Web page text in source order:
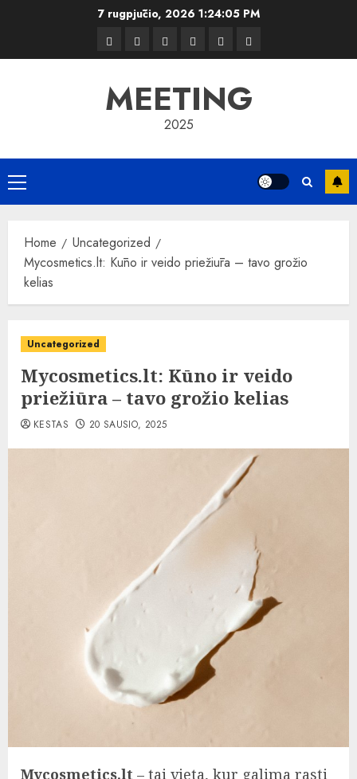
7 rugpjūčio, 2026 1:24:06 PM
KelionėsKiemasKelionėsTransportas
GrožisVerslas
MEETING
2025
Primary
Menu
Home
Uncategorized
Mycosmetics.lt: Kūno ir veido priežiūra – tavo grožio
kelias
Uncategorized
Mycosmetics.lt: Kūno ir veido
priežiūra – tavo grožio kelias
KESTAS 20 SAUSIO, 2025
Mycosmetics.lt – tai vieta, kur galima rasti